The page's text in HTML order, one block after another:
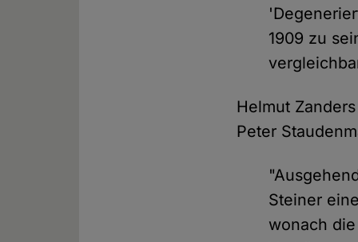
1909 zu
Helmut
Peter
Steiner
wonach